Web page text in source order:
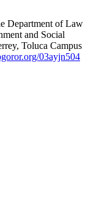
Department of Law
and Social
Toluca Campus
ror.org/03ayjn504